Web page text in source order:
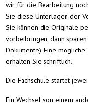
wir für die Bearbeitung
Sie diese Unterlagen der
Sie können die Originale
vorbeibringen, dann
Dokumente). Eine
erhalten Sie schriftlich.
Die Fachschule startet
Ein Wechsel von einem